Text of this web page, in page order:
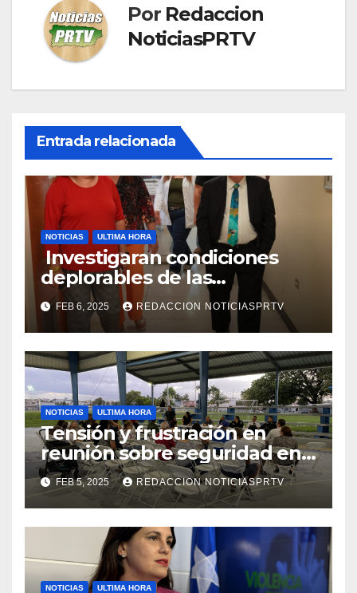
Por Redaccion
NoticiasPRTV
Entrada relacionada
NOTICIAS ULTIMA HORA
Investigaran condiciones
deplorables de las
facilidades el Departamento
de la Salud en Mayagüez
FEB 6, 2025 REDACCION NOTICIASPRTV
NOTICIAS ULTIMA HORA
Tensión y frustración en
reunión sobre seguridad en
Reparto Metropolitano
FEB 5, 2025 REDACCION NOTICIASPRTV
NOTICIAS ULTIMA HORA